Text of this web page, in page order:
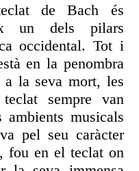
de Bach és
un dels pilars
occidental. Tot i
en la penombra
a la seva mort, les
sempre van
ambients musicals
pel seu caràcter
fou en el teclat on